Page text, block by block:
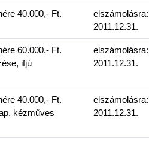
40.000,- Ft.
elszámolásra:
2011.12.31.
60.000,- Ft.
ifjú
elszámolásra:
2011.12.31.
40.000,- Ft.
kézműves
elszámolásra:
2011.12.31.